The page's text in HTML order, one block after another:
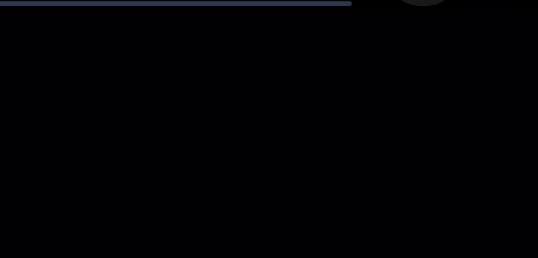
con la abundancia que